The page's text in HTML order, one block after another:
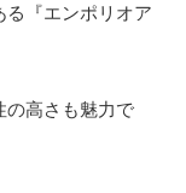
『エンポリオア
の高さも魅力で